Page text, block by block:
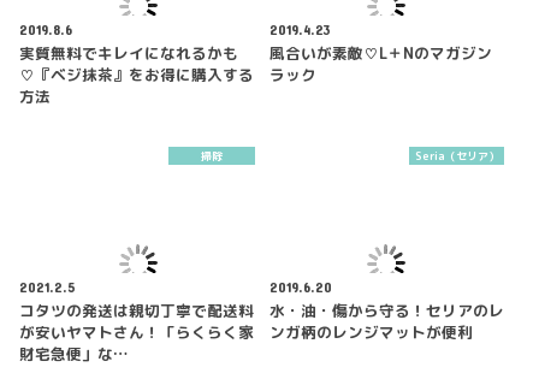
2019.8.6
実質無料でキレイになれるかも
♡『ベジ抹茶』をお得に購入する
方法
2019.4.23
風合いが素敵♡L＋Nのマガジン
ラック
掃除
2021.2.5
コタツの発送は親切丁寧で配送料
が安いヤマトさん！「らくらく家
財宅急便」な…
Seria（セリア）
2019.6.20
水・油・傷から守る！セリアのレ
ンガ柄のレンジマットが便利